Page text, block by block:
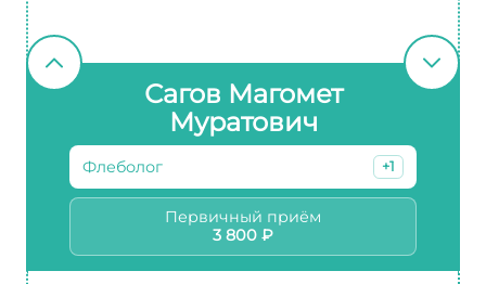
Сагов Магомет
Муратович
Флеболог +1
Первичный приём
3 800 ₽